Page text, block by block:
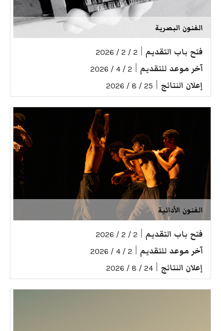
الفنون البصرية
فتح باب التقديم 2 / 2 / 2026
آخر موعد للتقديم 2 / 4 / 2026
إعلان النتائج 25 / 8 / 2026
الفنون الأدائية
فتح باب التقديم 2 / 2 / 2026
آخر موعد للتقديم 2 / 4 / 2026
إعلان النتائج 24 / 8 / 2026